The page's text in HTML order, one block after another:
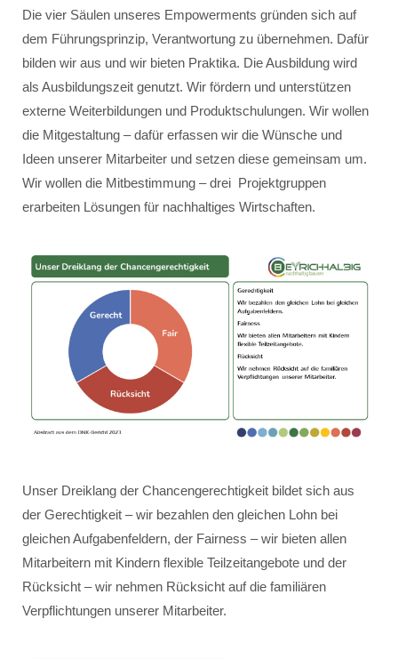
Die vier Säulen unseres Empowerments gründen sich auf
dem Führungsprinzip, Verantwortung zu übernehmen. Dafür
bilden wir aus und wir bieten Praktika. Die Ausbildung wird
als Ausbildungszeit genutzt. Wir fördern und unterstützen
externe Weiterbildungen und Produktschulungen. Wir wollen
die Mitgestaltung – dafür erfassen wir die Wünsche und
Ideen unserer Mitarbeiter und setzen diese gemeinsam um.
Wir wollen die Mitbestimmung – drei Projektgruppen
erarbeiten Lösungen für nachhaltiges Wirtschaften.
Unser Dreiklang der Chancengerechtigkeit bildet sich aus
der Gerechtigkeit – wir bezahlen den gleichen Lohn bei
gleichen Aufgabenfeldern, der Fairness – wir bieten allen
Mitarbeitern mit Kindern flexible Teilzeitangebote und der
Rücksicht – wir nehmen Rücksicht auf die familiären
Verpflichtungen unserer Mitarbeiter.